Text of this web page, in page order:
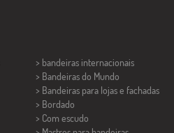
> bandeiras internacionais
> Bandeiras do Mundo
> Bandeiras para lojas e fachadas
> Bordado
> Com escudo